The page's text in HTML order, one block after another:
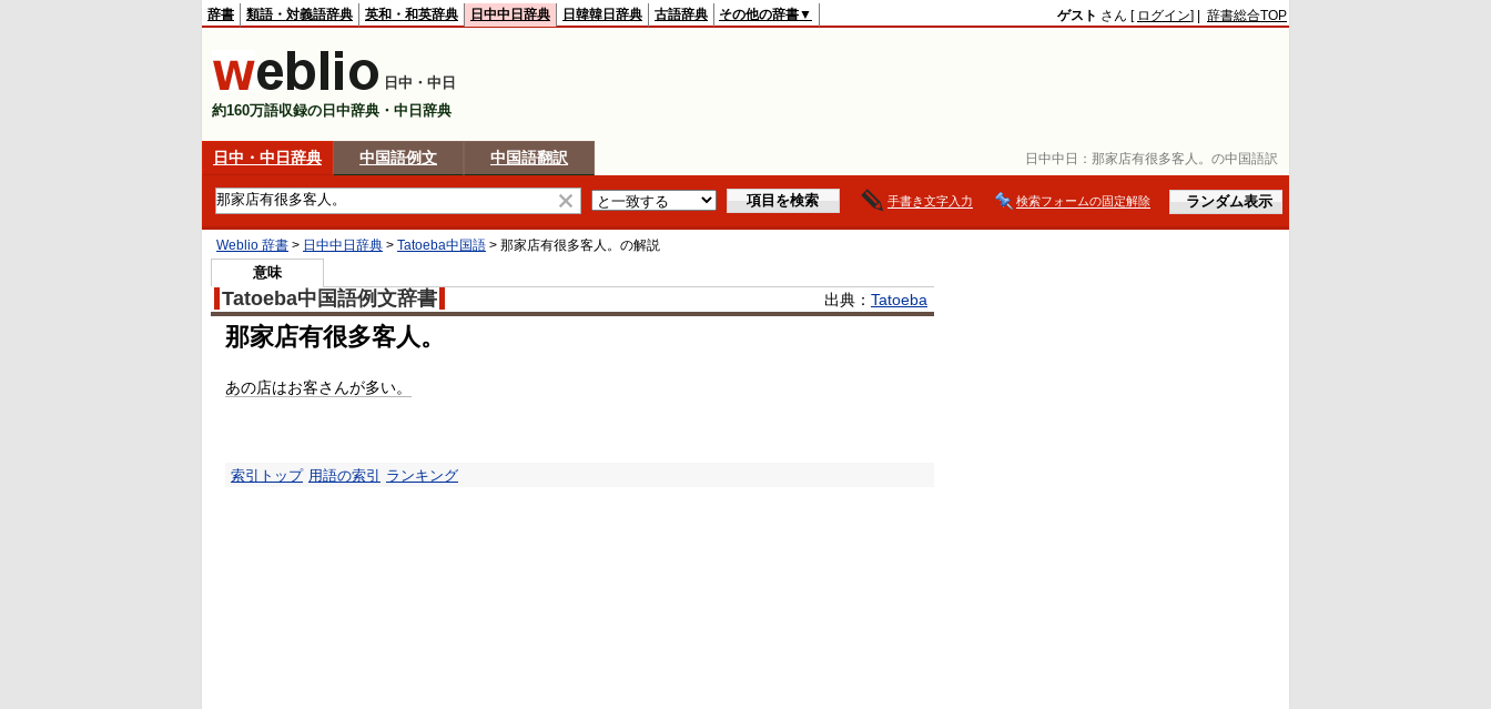
日中中日： 那家店有很多客人。の中国語訳
辞書 類語・対義語辞典 英和・和英辞典 日中中日辞典 日韓韓日辞典 古語辞典 その他の辞書▼ ゲスト さん [ ログイン] | 辞書総合TOP
日中・中日
約160万語収録の日中辞典・中日辞典
日中・中日辞典 中国語例文 中国語翻訳
手書き文字入力 検索フォームの固定解除
Weblio 辞書 > 日中中日辞典 > Tatoeba中国語 > 那家店有很多客人。 の解説
意味
Tatoeba中国語例文辞書 出典： Tatoeba
那家店有很多客人。
あの店はお客さんが多い。
索引トップ 用語の索引 ランキング